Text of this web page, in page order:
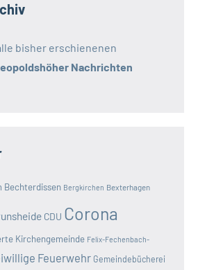
bisher erschienenen
Nachrichten
Bechterdissen Bergkirchen Bexterhagen
CDU Corona
Kirchengemeinde Felix-Fechenbach-
Feuerwehr Gemeindebücherei